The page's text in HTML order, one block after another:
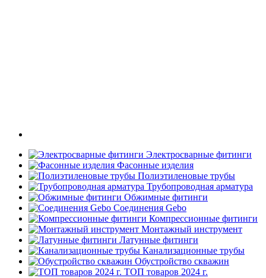
Электросварные фитинги
Фасонные изделия
Полиэтиленовые трубы
Трубопроводная арматура
Обжимные фитинги
Соединения Gebo
Компрессионные фитинги
Монтажный инструмент
Латунные фитинги
Канализационные трубы
Обустройство скважин
ТОП товаров 2024 г.